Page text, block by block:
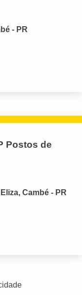
- PR
Postos de
Cambé - PR